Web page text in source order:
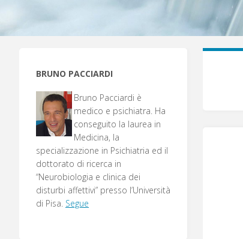
BRUNO PACCIARDI
Bruno Pacciardi è
medico e psichiatra. Ha
conseguito la laurea in
Medicina, la
specializzazione in Psichiatria ed il
dottorato di ricerca in
“Neurobiologia e clinica dei
disturbi affettivi” presso l’Università
di Pisa. Segue